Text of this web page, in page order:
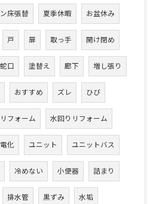
床張替 夏季休暇 お盆休み
戸 扉 取っ手 開け閉め
蛇口 塗替え 廊下 増し張り
おすすめ ズレ ひび
フォーム 水回りリフォーム
化 ユニット ユニットバス
冷めない 小便器 詰まり
排水管 黒ずみ 水垢